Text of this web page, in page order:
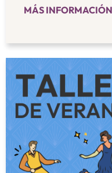
MÁS INFORMACIÓN